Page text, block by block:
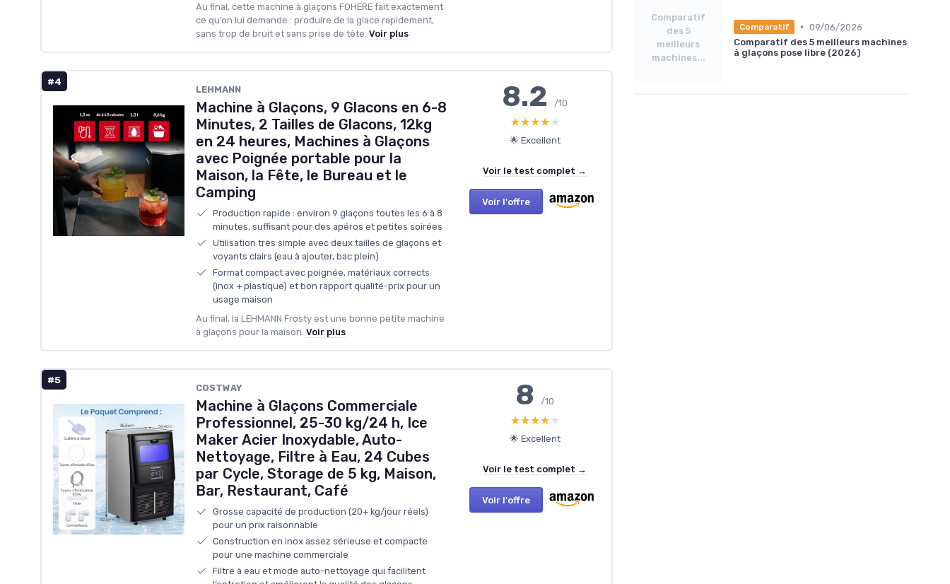
Au final, cette machine à glaçons FOHERE fait exactement
ce qu’on lui demande : produire de la glace rapidement,
sans trop de bruit et sans prise de tête. Voir plus
#4
LEHMANN
Machine à Glaçons, 9 Glacons en 6-8
Minutes, 2 Tailles de Glacons, 12kg
en 24 heures, Machines à Glaçons
avec Poignée portable pour la
Maison, la Fête, le Bureau et le
Camping
Production rapide : environ 9 glaçons toutes les 6 à 8
minutes, suffisant pour des apéros et petites soirées
Utilisation très simple avec deux tailles de glaçons et
voyants clairs (eau à ajouter, bac plein)
Format compact avec poignée, matériaux corrects
(inox + plastique) et bon rapport qualité-prix pour un
usage maison
Au final, la LEHMANN Frosty est une bonne petite machine
à glaçons pour la maison. Voir plus
8.2/10
★★★★★
★★★★★
🌟 Excellent
Voir le test complet →
Voir l'offre
#5
COSTWAY
Machine à Glaçons Commerciale
Professionnel, 25-30 kg/24 h, Ice
Maker Acier Inoxydable, Auto-
Nettoyage, Filtre à Eau, 24 Cubes
par Cycle, Storage de 5 kg, Maison,
Bar, Restaurant, Café
Grosse capacité de production (20+ kg/jour réels)
pour un prix raisonnable
Construction en inox assez sérieuse et compacte
pour une machine commerciale
Filtre à eau et mode auto-nettoyage qui facilitent
8/10
★★★★★
★★★★★
🌟 Excellent
Voir le test complet →
Voir l'offre
Comparatif
des 5
meilleurs
machines...
Comparatif • 09/06/2026
Comparatif des 5 meilleurs machines
à glaçons pose libre (2026)